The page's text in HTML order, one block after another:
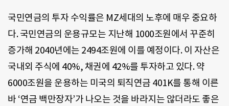
국민연금의 투자 수익률은 MZ세대의 노후에 매우 중요하
다. 국민연금의 운용규모는 지난해 1000조원에서 꾸준히
증가해 2040년에는 2494조원에 이를 예정이다. 이 자산은
국내외 주식에 40%, 채권에 42%를 투자하고 있다. 약
6000조원을 운용하는 미국의 퇴직연금 401K를 통해 이른
바 ‘연금 백만장자’가 나오는 것을 바라지는 않더라도 좋은